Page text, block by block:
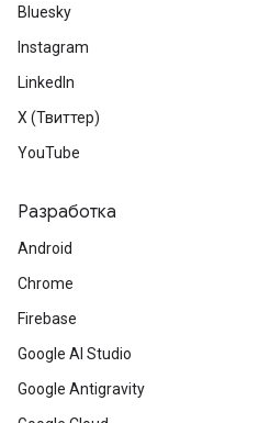
Bluesky
Instagram
LinkedIn
X (Твиттер)
YouTube
Разработка
Android
Chrome
Firebase
Google AI Studio
Google Antigravity